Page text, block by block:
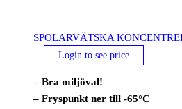
SPOLARVÄTSKA
Login to see price
– Bra miljöval!
– Fryspunkt ner till -65°C